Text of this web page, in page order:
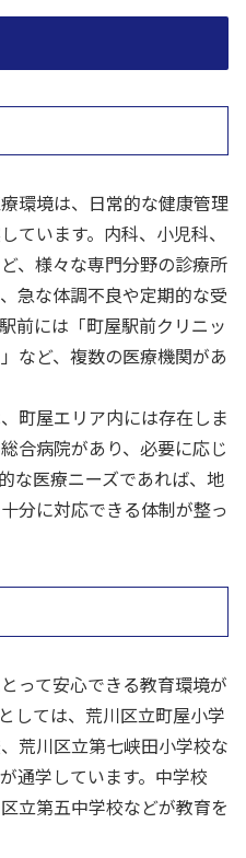
環境は、日常的な健康管理
ています。内科、小児科、
、様々な専門分野の診療所
急な体調不良や定期的な受
前には「町屋駅前クリニッ
など、複数の医療機関があ
町屋エリア内には存在しま
合病院があり、必要に応じ
な医療ニーズであれば、地
分に対応できる体制が整っ
って安心できる教育環境が
しては、荒川区立町屋小学
荒川区立第七峡田小学校な
通学しています。中学校
立第五中学校などが教育を